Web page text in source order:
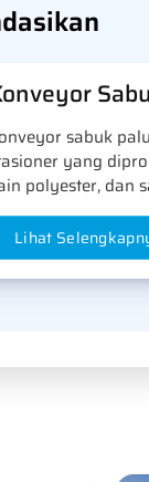
sabuk
yang
polyester, dan
Lihat